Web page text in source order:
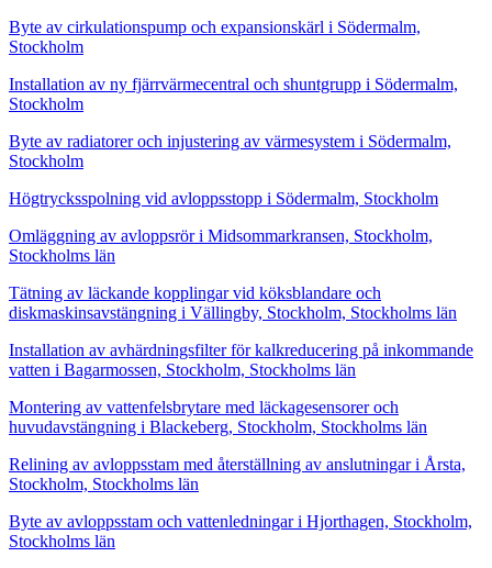
Byte av cirkulationspump och expansionskärl i Södermalm,
Stockholm
Installation av ny fjärrvärmecentral och shuntgrupp i Södermalm,
Stockholm
Byte av radiatorer och injustering av värmesystem i Södermalm,
Stockholm
Högtrycksspolning vid avloppsstopp i Södermalm, Stockholm
Omläggning av avloppsrör i Midsommarkransen, Stockholm,
Stockholms län
Tätning av läckande kopplingar vid köksblandare och
diskmaskinsavstängning i Vällingby, Stockholm, Stockholms län
Installation av avhärdningsfilter för kalkreducering på inkommande
vatten i Bagarmossen, Stockholm, Stockholms län
Montering av vattenfelsbrytare med läckagesensorer och
huvudavstängning i Blackeberg, Stockholm, Stockholms län
Relining av avloppsstam med återställning av anslutningar i Årsta,
Stockholm, Stockholms län
Byte av avloppsstam och vattenledningar i Hjorthagen, Stockholm,
Stockholms län